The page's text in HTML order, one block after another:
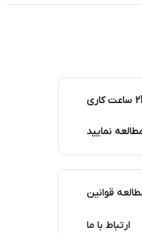
نمایید
قوانین
ارتباط با ما